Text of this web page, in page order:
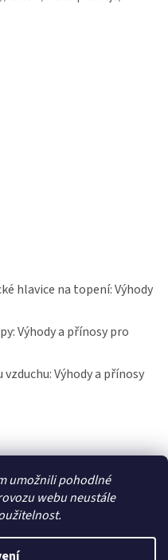
umožnili pohodlné
webu neustále
hlavice na topení: Výhody
Výhody a přínosy pro
Výhody a přínosy
Shoptet